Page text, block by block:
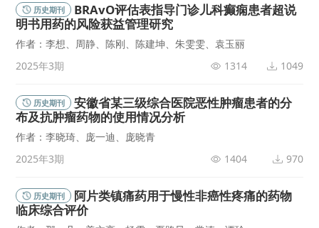
历史期刊
BRAvO评估表指导门诊儿科癫痫患者超说
明书用药的风险获益管理研究
作者：李想、周静、陈刚、陈建坤、朱雯雯、袁玉丽
2025年3期
1314 1049
历史期刊
安徽省某三级综合医院恶性肿瘤患者的分
布及抗肿瘤药物的使用情况分析
作者：李晓琦、庞一迪、庞晓青
2025年3期
1404 970
历史期刊
阿片类镇痛药用于慢性非癌性疼痛的药物
临床综合评价